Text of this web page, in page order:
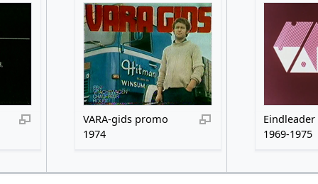
VARA-gids promo
1974
Eindleader
1969-1975